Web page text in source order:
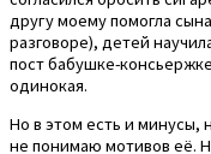
другу моему помогла
разговоре), детей
пост бабушке-
одинокая.
Но в этом есть и минусы,
не понимаю мотивов её.